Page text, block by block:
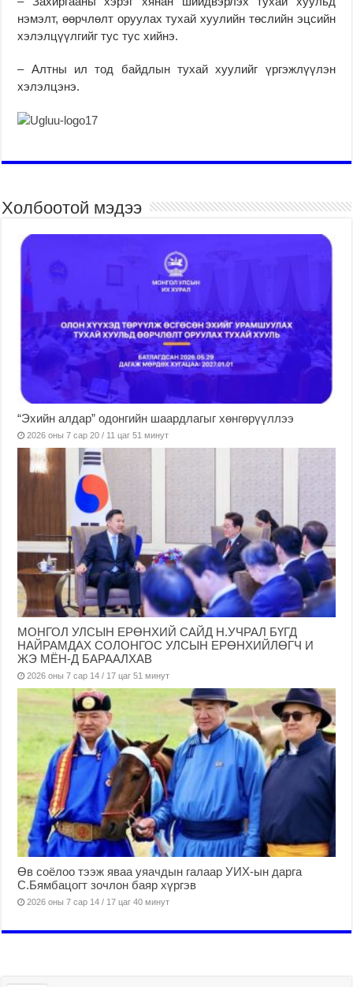
нэмэлт, өөрчлөлт оруулах тухай хуулийн төслийн эцсийн
хэлэлцүүлгийг тус тус хийнэ.
– Алтны ил тод байдлын тухай хуулийг үргэжлүүлэн
хэлэлцэнэ.
Холбоотой мэдээ
“Эхийн алдар” одонгийн шаардлагыг хөнгөрүүллээ
2026 оны 7 сар 20 / 11 цаг 51 минут
МОНГОЛ УЛСЫН ЕРӨНХИЙ САЙД Н.УЧРАЛ БҮГД
НАЙРАМДАХ СОЛОНГОС УЛСЫН ЕРӨНХИЙЛӨГЧ И
ЖЭ МЁН-Д БАРААЛХАВ
2026 оны 7 сар 14 / 17 цаг 51 минут
Өв соёлоо тээж яваа уяачдын галаар УИХ-ын дарга
С.Бямбацогт зочлон баяр хүргэв
2026 оны 7 сар 14 / 17 цаг 40 минут